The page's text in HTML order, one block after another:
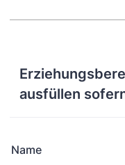
ausfüllen
Name